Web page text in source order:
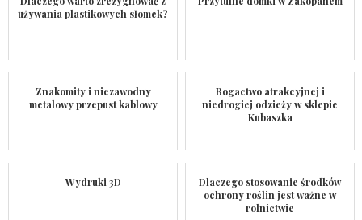
używania plastikowych słomek?
Znakomity i niezawodny
metalowy przepust kablowy
Bogactwo atrakcyjnej i
niedrogiej odzieży w sklepie
Kubaszka
Wydruki 3D
Dlaczego stosowanie środków
ochrony roślin jest ważne w
rolnictwie